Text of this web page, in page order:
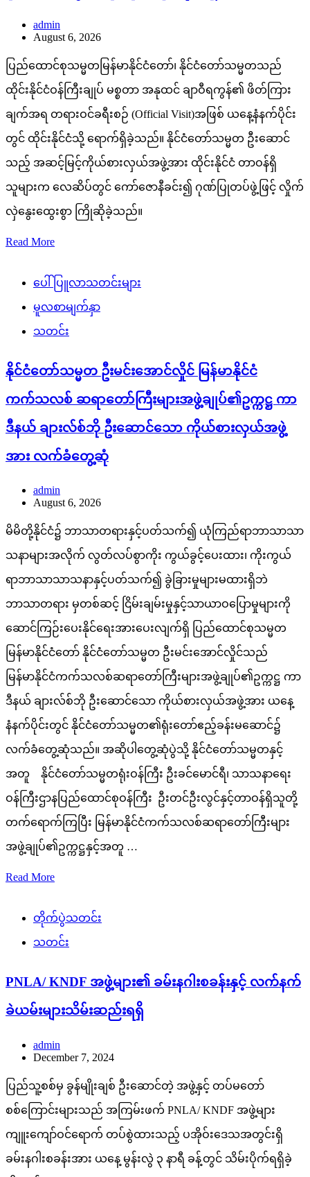
admin
August 6, 2026
ပြည်ထောင်စုသမ္မတမြန်မာနိုင်ငံတော်၊ နိုင်ငံတော်သမ္မတသည်
ထိုင်းနိုင်ငံဝန်ကြီးချုပ် မစ္စတာ အနုထင် ချာဝီရကွန်၏ ဖိတ်ကြား
ချက်အရ တရားဝင်ခရီးစဉ် (Official Visit)အဖြစ် ယနေ့နံနက်ပိုင်း
တွင် ထိုင်းနိုင်ငံသို့ ရောက်ရှိခဲ့သည်။ နိုင်ငံတော်သမ္မတ ဦးဆောင်
သည့် အဆင့်မြင့်ကိုယ်စားလှယ်အဖွဲ့အား ထိုင်းနိုင်ငံ တာဝန်ရှိ
သူများက လေဆိပ်တွင် ကော်ဇောနီခင်း၍ ဂုဏ်ပြုတပ်ဖွဲ့ဖြင့် လှိုက်
လှဲနွေးထွေးစွာ ကြိုဆိုခဲ့သည်။
Read More
ပေါ်ပြူလာသတင်းများ
မူလစာမျက်နှာ
သတင်း
နိုင်ငံတော်သမ္မတ ဦးမင်းအောင်လှိုင် မြန်မာနိုင်ငံ
ကက်သလစ် ဆရာတော်ကြီးများအဖွဲ့ချုပ်၏ဥက္ကဋ္ဌ ကာ
ဒီနယ် ချားလ်စ်ဘို ဦးဆောင်သော ကိုယ်စားလှယ်အဖွဲ့
အား လက်ခံတွေ့ဆုံ
admin
August 6, 2026
မိမိတို့နိုင်ငံ၌ ဘာသာတရားနှင့်ပတ်သက်၍ ယုံကြည်ရာဘာသာသာ
သနာများအလိုက် လွတ်လပ်စွာကိုး ကွယ်ခွင့်ပေးထား၊ ကိုးကွယ်
ရာဘာသာသာသနာနှင့်ပတ်သက်၍ ခွဲခြားမှုများမထားရှိဘဲ
ဘာသာတရား မှတစ်ဆင့် ငြိမ်းချမ်းမှုနှင့်သာယာဝပြောမှုများကို
ဆောင်ကြဉ်းပေးနိုင်ရေးအားပေးလျက်ရှိ ပြည်ထောင်စုသမ္မတ
မြန်မာနိုင်ငံတော်‌ နိုင်ငံတော်သမ္မတ ဦးမင်းအောင်လှိုင်သည်
မြန်မာနိုင်ငံကက်သလစ်ဆရာတော်ကြီးများအဖွဲ့ချုပ်၏ဥက္ကဋ္ဌ ကာ
ဒီနယ် ချားလ်စ်ဘို ဦးဆောင်သော ကိုယ်စားလှယ်အဖွဲ့အား ယနေ့
နံနက်ပိုင်းတွင် နိုင်ငံတော်သမ္မတ၏ရုံးတော်ဧည့်ခန်းမဆောင်၌
လက်ခံတွေ့ဆုံသည်။ အဆိုပါတွေ့ဆုံပွဲသို့ နိုင်ငံတော်သမ္မတနှင့်
အတူ နိုင်ငံတော်သမ္မတရုံးဝန်ကြီး ဦးခင်မောင်ရီ၊ သာသနာရေး
ဝန်ကြီးဌာနပြည်ထောင်စုဝန်ကြီး ဦးတင်ဦးလွင်နှင့်တာဝန်ရှိသူတို့
တက်ရောက်ကြပြီး မြန်မာနိုင်ငံကက်သလစ်ဆရာတော်ကြီးများ
အဖွဲ့ချုပ်၏ဥက္ကဋ္ဌနှင့်အတူ …
Read More
တိုက်ပွဲသတင်း
သတင်း
PNLA/ KNDF အဖွဲ့များ၏ ခမ်းနဂါးစခန်းနှင့် လက်နက်
ခဲယမ်းများသိမ်းဆည်းရရှိ
admin
December 7, 2024
ပြည်သူ့စစ်မှ ခွန်မျိုးချစ် ဦးဆောင်တဲ့ အဖွဲ့နှင့် တပ်မတော်
စစ်ကြောင်းများသည် အကြမ်းဖက် PNLA/ KNDF အဖွဲ့များ
ကျူးကျော်ဝင်ရောက် တပ်စွဲထားသည့် ပအိုဝ်းဒေသအတွင်းရှိ
ခမ်းနဂါးစခန်းအား ယနေ့ မွန်းလွဲ ၃ နာရီ ခန့်တွင် သိမ်းပိုက်ရရှိခဲ့